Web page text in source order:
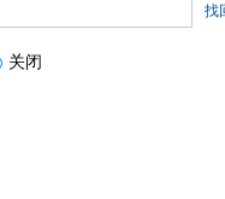
找
关闭